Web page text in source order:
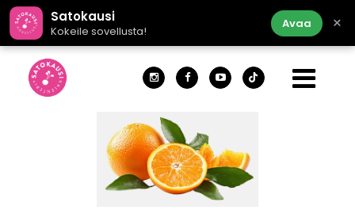
Satokausi
Kokeile sovellusta!
Avaa ×